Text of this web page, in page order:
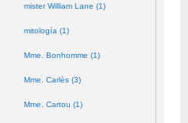
mister William Lane (1)
mitología (1)
Mme. Bonhomme (1)
Mme. Carlès (3)
Mme. Cartou (1)